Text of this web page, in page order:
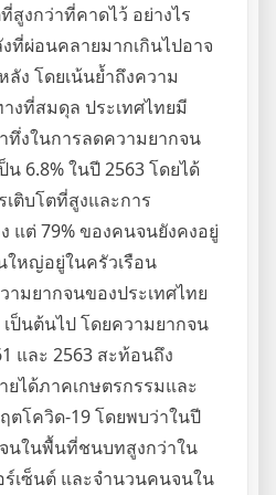
สูงกว่าที่คาดไว้ อย่างไร
ที่ผ่อนคลายมากเกินไปอาจ
ง โดยเน้นย้ำถึงความ
งที่สมดุล ประเทศไทยมี
ทึ่งในการลดความยากจน
น 6.8% ในปี 2563 โดยได้
ติบโตที่สูงและการ
แต่ 79% ของคนจนยังคงอยู่
หญ่อยู่ในครัวเรือน
ามยากจนของประเทศไทย
ป็นต้นไป โดยความยากจน
และ 2563 สะท้อนถึง
ยได้ภาคเกษตรกรรมและ
ตโควิด-19 โดยพบว่าในปี
นในพื้นที่ชนบทสูงกว่าใน
ร์เซ็นต์ และจำนวนคนจนใน